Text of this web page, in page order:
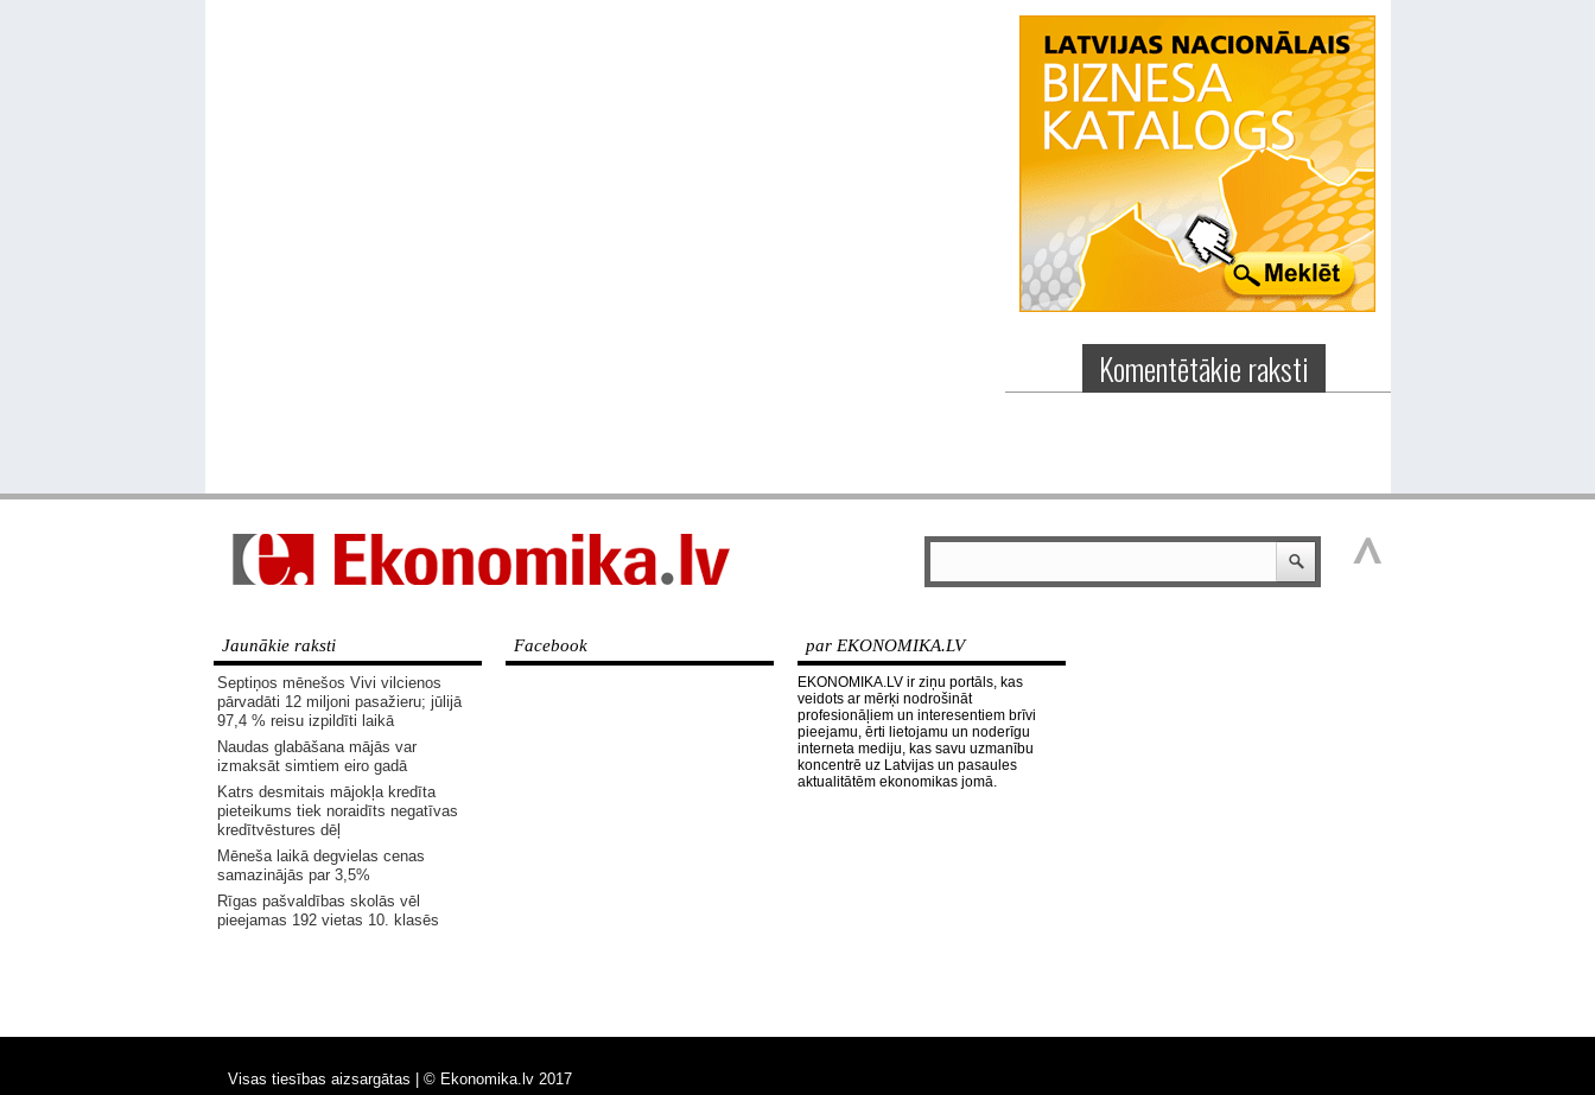
Komentētākie raksti
Jaunākie raksti
Septiņos mēnešos Vivi vilcienos
pārvadāti 12 miljoni pasažieru; jūlijā
97,4 % reisu izpildīti laikā
Naudas glabāšana mājās var
izmaksāt simtiem eiro gadā
Katrs desmitais mājokļa kredīta
pieteikums tiek noraidīts negatīvas
kredītvēstures dēļ
Mēneša laikā degvielas cenas
samazinājās par 3,5%
Rīgas pašvaldības skolās vēl
pieejamas 192 vietas 10. klasēs
Facebook par EKONOMIKA.LV
EKONOMIKA.LV ir ziņu portāls, kas
veidots ar mērķi nodrošināt
profesionāļiem un interesentiem brīvi
pieejamu, ērti lietojamu un noderīgu
interneta mediju, kas savu uzmanību
koncentrē uz Latvijas un pasaules
aktualitātēm ekonomikas jomā.
Visas tiesības aizsargātas | © Ekonomika.lv 2017